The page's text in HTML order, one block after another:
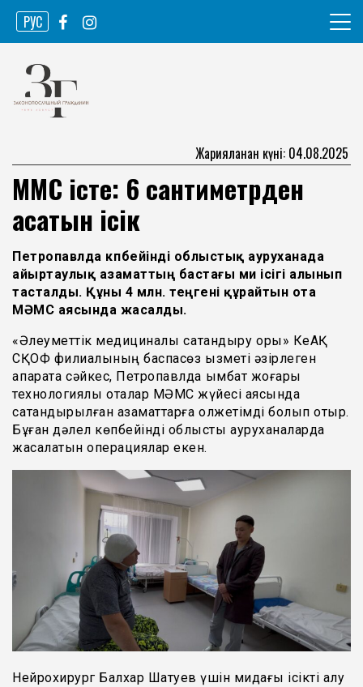
Skip
content
РУС
Законопослушный гражданин
Жарияланған күні: 04.08.2025
МӘМС істе: 6 сантиметрден
асатын ісік
Петропавлда көпбейінді облыстық ауруханада
айыртаулық азаматтың бастағы ми ісігі алынып
тасталды. Құны 4 млн. теңгені құрайтын ота
МӘМС аясында жасалды.
«Әлеуметтік медициналық сақтандыру қоры» КеАҚ
СҚОФ филиалының баспасөз қызметі әзірлеген
ақпаратқа сәйкес, Петропавлда қымбат жоғары
технологиялық оталар МӘМС жүйесі аясында
сақтандырылған азаматтарға қолжетімді болып отыр.
Бұған дәлел көпбейінді облыстық ауруханаларда
жасалатын операциялар екен.
Нейрохирург Балхар Шатуев үшін мидағы ісікті алу